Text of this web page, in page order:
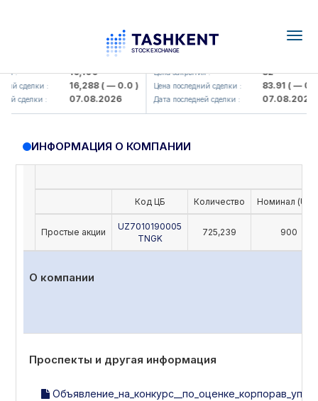
: 16,100
сделки : 16,288( — 0.0 )
сделки : 07.08.2026
KFSK (<Kafolat sug'urta
Цена закрытия : 82
Цена последний сделки : 83.91( — 0.0 )
Дата последней сделки : 07.08.2026
ИНФОРМАЦИЯ О КОМПАНИИ
Код ЦБ Количество Номинал
Простые акции
UZ7010190005
TNGK
725,239 900
О компании
Проспекты и другая информация